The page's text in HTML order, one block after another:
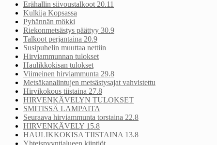
Erähallin siivoustalkoot 20.11
Kulkija Kopsassa
Pyhännän mökki
Riekonmetsästys päättyy 30.9
Talkoot perjantaina 20.9
Susipuhelin muuttaa nettiin
Hirviammunnan tulokset
Haulikkokisan tulokset
Viimeinen hirviammunta 29.8
Metsäkanalintujen metsästysajat vahvistettu
Hirvikokous tiistaina 27.8
HIRVENKÄVELYN TULOKSET
SMITISSÄ LAMPAITA
Seuraava hirviammunta torstaina 22.8
HIRVENKÄVELY 15.8
HAULIKKOKISA TIISTAINA 13.8
Yhteispyyntialueen kiintiöt